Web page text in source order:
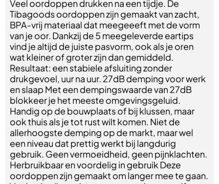
Veel oordoppen drukken na een tijdje. De
Tibagoods oordoppen zijn gemaakt van zacht,
BPA-vrij materiaal dat meegeeeft met de vorm
van je oor. Dankzij de 5 meegeleverde eartips
vind je altijd de juiste pasvorm, ook als je oren
wat kleiner of groter zijn dan gemiddeld.
Resultaat: een stabiele afsluiting zonder
drukgevoel, uur na uur. 27dB demping voor werk
en slaap Met een dempingswaarde van 27dB
blokkeer je het meeste omgevingsgeluid.
Handig op de bouwplaats of bij klussen, maar
ook thuis als je tot rust wilt komen. Niet de
allerhoogste demping op de markt, maar wel
een niveau dat prettig werkt bij langdurig
gebruik. Geen vermoeidheid, geen pijnklachten.
Herbruikbaar en voordelig in gebruik Deze
oordoppen zijn gemaakt om langer mee te gaan.